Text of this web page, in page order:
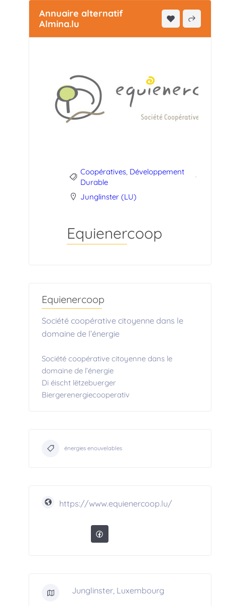
Annuaire alternatif
Almina.lu
Coopératives Développement
Durable
Junglinster (LU)
Equienercoop
Equienercoop
Société coopérative citoyenne dans le
domaine de l’énergie
Société coopérative citoyenne dans le
domaine de l’énergie
Di éischt lëtzebuerger
Biergerenergiecooperativ
énergies enouvelables
https://www.equienercoop.lu/
Junglinster, Luxembourg